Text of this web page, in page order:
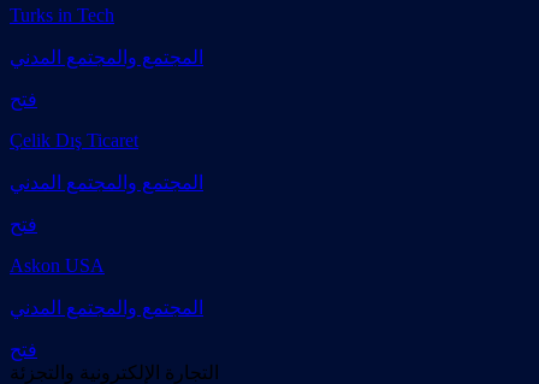
Turks in Tech
المجتمع والمجتمع المدني
فتح
Çelik Dış Ticaret
المجتمع والمجتمع المدني
فتح
Askon USA
المجتمع والمجتمع المدني
فتح
التجارة الإلكترونية والتجزئة